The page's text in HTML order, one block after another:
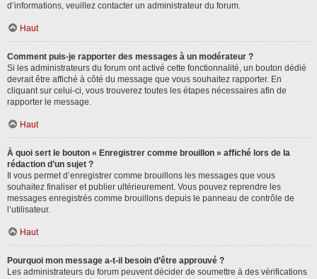
d’informations, veuillez contacter un administrateur du forum.
Haut
Comment puis-je rapporter des messages à un modérateur ?
Si les administrateurs du forum ont activé cette fonctionnalité, un bouton dédié
devrait être affiché à côté du message que vous souhaitez rapporter. En
cliquant sur celui-ci, vous trouverez toutes les étapes nécessaires afin de
rapporter le message.
Haut
À quoi sert le bouton « Enregistrer comme brouillon » affiché lors de la
rédaction d’un sujet ?
Il vous permet d’enregistrer comme brouillons les messages que vous
souhaitez finaliser et publier ultérieurement. Vous pouvez reprendre les
messages enregistrés comme brouillons depuis le panneau de contrôle de
l’utilisateur.
Haut
Pourquoi mon message a-t-il besoin d’être approuvé ?
Les administrateurs du forum peuvent décider de soumettre à des vérifications